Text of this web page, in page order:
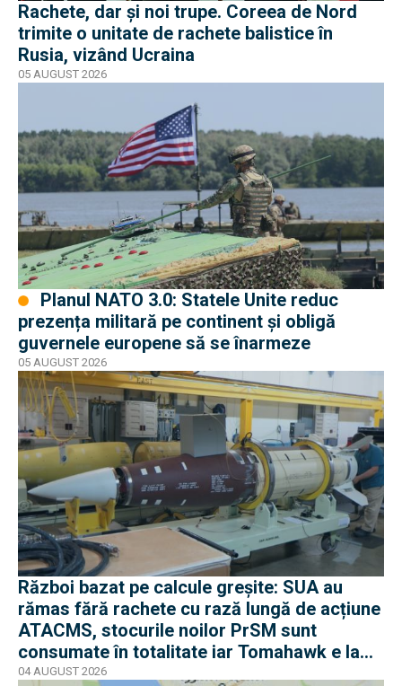
Rachete, dar și noi trupe. Coreea de Nord
trimite o unitate de rachete balistice în
Rusia, vizând Ucraina
05 AUGUST 2026
prezența militară pe continent și obligă
guvernele europene să se înarmeze
05 AUGUST 2026
Război bazat pe calcule greșite: SUA au
rămas fără rachete cu rază lungă de acțiune
ATACMS, stocurile noilor PrSM sunt
consumate în totalitate iar Tomahawk e la
jumătate
04 AUGUST 2026